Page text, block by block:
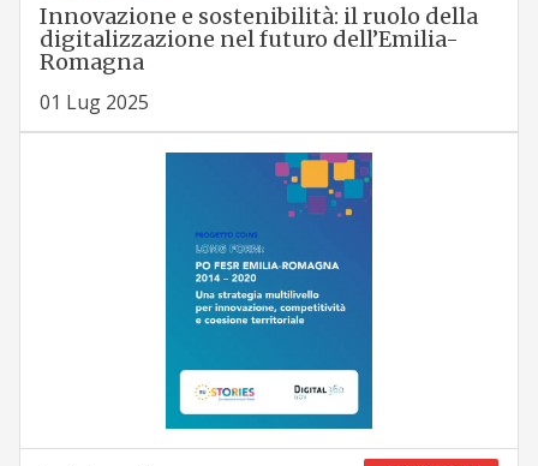
Innovazione e sostenibilità: il ruolo della
digitalizzazione nel futuro dell’Emilia-
Romagna
01 Lug 2025